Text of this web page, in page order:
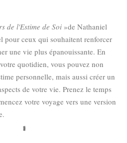
de l'Estime de Soi »de Nathaniel
pour ceux qui souhaitent renforcer
une vie plus épanouissante. En
quotidien, vous pouvez non
personnelle, mais aussi créer un
de votre vie. Prenez le temps
votre voyage vers une version